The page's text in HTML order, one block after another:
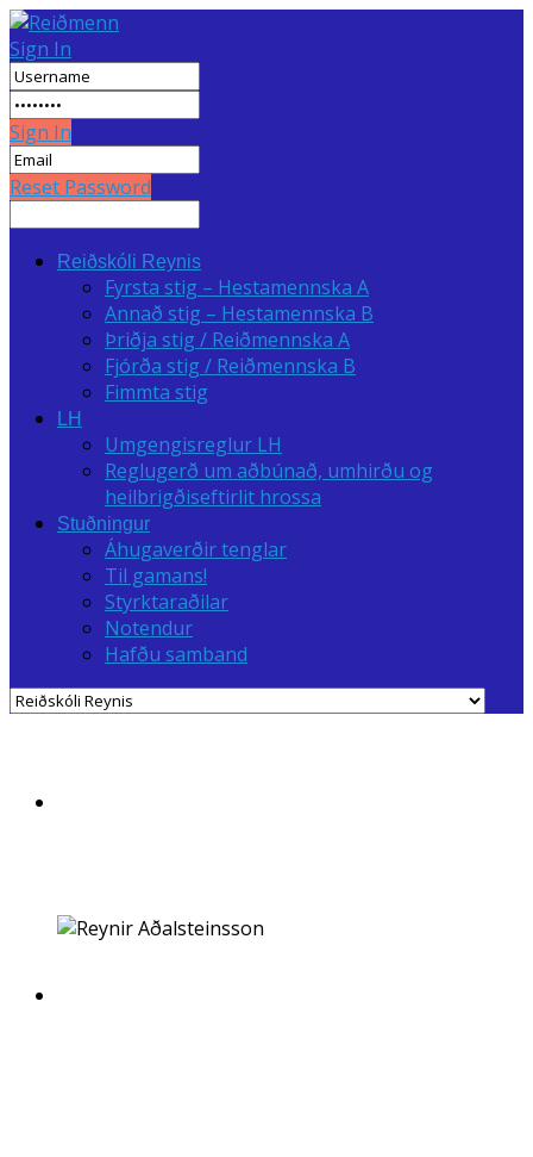
Sign In
Sign In
Reset Password
Reiðskóli Reynis
Fyrsta stig – Hestamennska A
Annað stig – Hestamennska B
Þriðja stig / Reiðmennska A
Fjórða stig / Reiðmennska B
Fimmta stig
LH
Umgengisreglur LH
Reglugerð um aðbúnað, umhirðu og
heilbrigðiseftirlit hrossa
Stuðningur
Áhugaverðir tenglar
Til gamans!
Styrktaraðilar
Notendur
Hafðu samband